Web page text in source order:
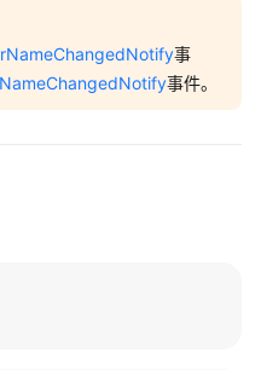
事
事件。